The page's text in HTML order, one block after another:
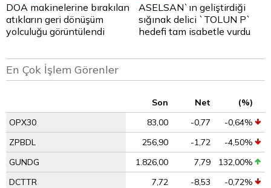
DOA makinelerine bırakılan
atıkların geri dönüşüm
yolculuğu görüntülendi
ASELSAN`ın geliştirdiği
sığınak delici `TOLUN P`
hedefi tam isabetle vurdu
En Çok İşlem Görenler
Son Net
(%)
OPX30
83,00 -0,77
-0,64%
ZPBDL
256,90 -1,72
-4,50%
GUNDG
1.826,00 7,79
132,00%
DCTTR
7,72 -8,53
-0,72%